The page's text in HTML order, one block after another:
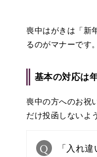
喪中はがきは「新
るのがマナーです。
基本の対応は
喪中の方へのお祝
だけ投函しないよ
Q 「入れ